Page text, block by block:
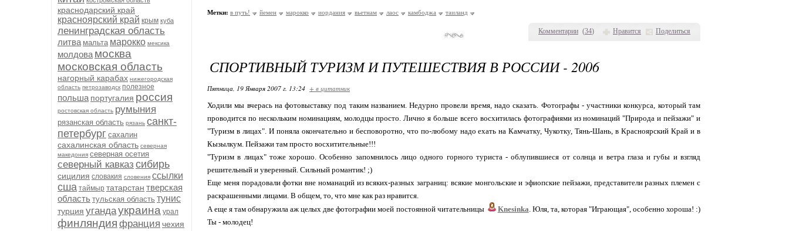
краснодарский край
красноярский край крым куба
ленинградская область
литва мальта марокко мексика
молдова москва
московская область
нагорный карабах нижегородская
область петрозаводск полезное
польша португалия россия
ростовская область румыния
рязанская область рязань санкт-
петербург сахалин
сахалинская область северная
македония северная осетия
северный кавказ сибирь
сицилия словакия словения ссылки
сша таймыр татарстан тверская
область тульская область тунис
турция угандаукраина урал
финляндия франция чехия
Комментарии (34) Нравится Поделиться
Метки: в путь! йемен марокко иордания вьетнам лаос камбоджа таиланд
СПОРТИВНЫЙ ТУРИЗМ И ПУТЕШЕСТВИЯ В РОССИИ - 2006
Пятница, 19 Января 2007 г. 13:24 + в цитатник
Ходили мы вчерась на фотовыставку под таким названием. Недурно провели время, надо сказать. Фотографы - участники конкурса, который там
проводится по нескольким номинациям, молодцы просто. Лично я больше всего восхитилась фотографиями из номинаций "Природа и пейзажи" и
"Туризм в лицах". И поняла окончательно и бесповоротно, что по-любому надо ехать на Камчатку, Чукотку, Тянь-Шань, в Красноярский Край и в
Кызылкум. Пейзажи там просто восхитительные!!!
"Туризм в лицах" тоже хорошо. Особенно запомнилось лицо одного горного туриста - облупившиеся от солнца и ветра глаза и губы и взгляд
решительный и уверенный. Сильный романтик! ;)
Еще меня порадовали фотки вне номанаций из всяких-разных заграниц: всякие монгольские и эфиопские пейзажи, представители разных племен с
раскрашенными лицами. В общем, то, что мне как раз нравится.
А еще я там обнаружила аж целых две фотографии моей постоянной читательницы
Knesinka . Юля, та, которая "Играющая", особенно хороша! :)
Ты - молодец!